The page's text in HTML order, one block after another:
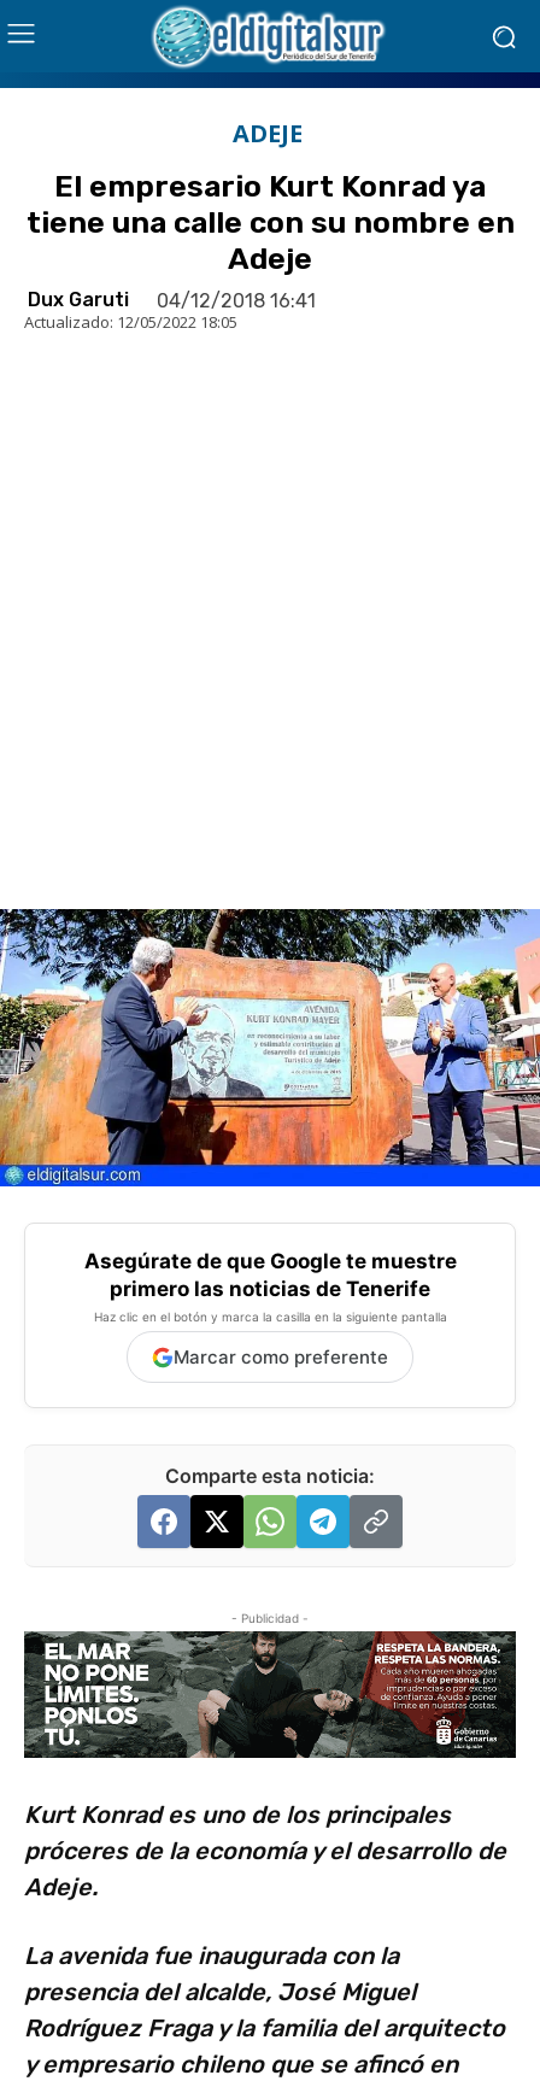
ADEJE
El empresario Kurt Konrad ya
tiene una calle con su nombre en
Adeje
Dux Garuti 04/12/2018 16:41
Actualizado: 12/05/2022 18:05
Asegúrate de que Google te muestre
primero las noticias de Tenerife
Haz clic en el botón y marca la casilla en la siguiente pantalla
Marcar como preferente
Comparte esta noticia:
- Publicidad -
Kurt Konrad es uno de los principales
próceres de la economía y el desarrollo de
Adeje.
La avenida fue inaugurada con la
presencia del alcalde, José Miguel
Rodríguez Fraga y la familia del arquitecto
y empresario chileno que se afincó en